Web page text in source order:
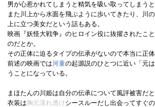
男が心惹かれてしまうと精気を吸い取ってしまうと
また川上から水面を飛ぶように歩いてきたり、川
上に立つ美女だという話もある。
映画『妖怪大戦争』のヒロイン役に抜擢されたこ
のだとか。
その正体に迫るタイプの伝承がないので本当に正体
前述の映画では河童の起源説のひとつに近い「元
うことになっている。
まほたんの川姫は自分の伝承について風評被害だと
衣装は 胸元濡れ透けシースルーだし出会ってすぐ